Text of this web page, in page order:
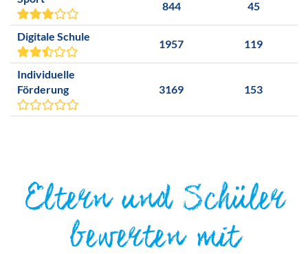
844 45
Digitale Schule
1957 119
Individuelle
Förderung
3169 153
Eltern und Schüler
bewerten mit